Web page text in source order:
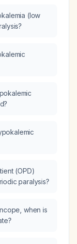
(low
(OPD)
paralysis?
when is